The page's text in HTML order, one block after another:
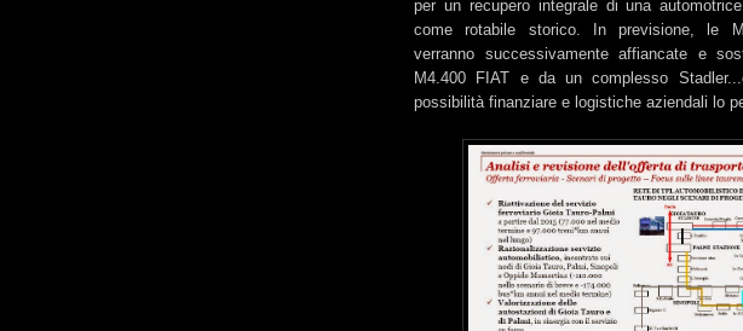
per un recupero integrale di una
come rotabile storico. In previsione, le
verranno successivamente affiancate e
M4.400 FIAT e da un complesso
possibilità finanziare e logistiche aziendali lo